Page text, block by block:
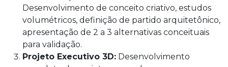
Desenvolvimento de conceito criativo, estudos
volumétricos, definição de partido arquitetônico,
apresentação de 2 a 3 alternativas conceituais
para validação.
Projeto Executivo 3D: Desenvolvimento